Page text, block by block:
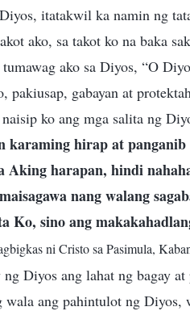
itatakwil ka namin ng
ako, sa takot ko na baka
ako sa Diyos, “O
pakiusap, gabayan at
ko ang mga salita ng
karaming hirap at
harapan, hindi
nang walang
sino ang
ni Cristo sa Pasimula,
Diyos ang lahat ng bagay
ang pahintulot ng Diyos,